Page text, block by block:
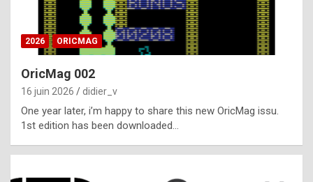
i
ff
i
l
t
t
2026 ORICMAG
OricMag 002
16 juin 2026 didier_v
One year later, i’m happy to share this new OricMag issu.
1st edition has been downloaded…